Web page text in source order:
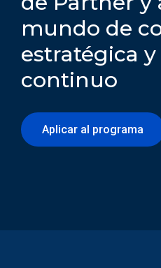
mundo de
estratégica
continuo
Aplicar al programa